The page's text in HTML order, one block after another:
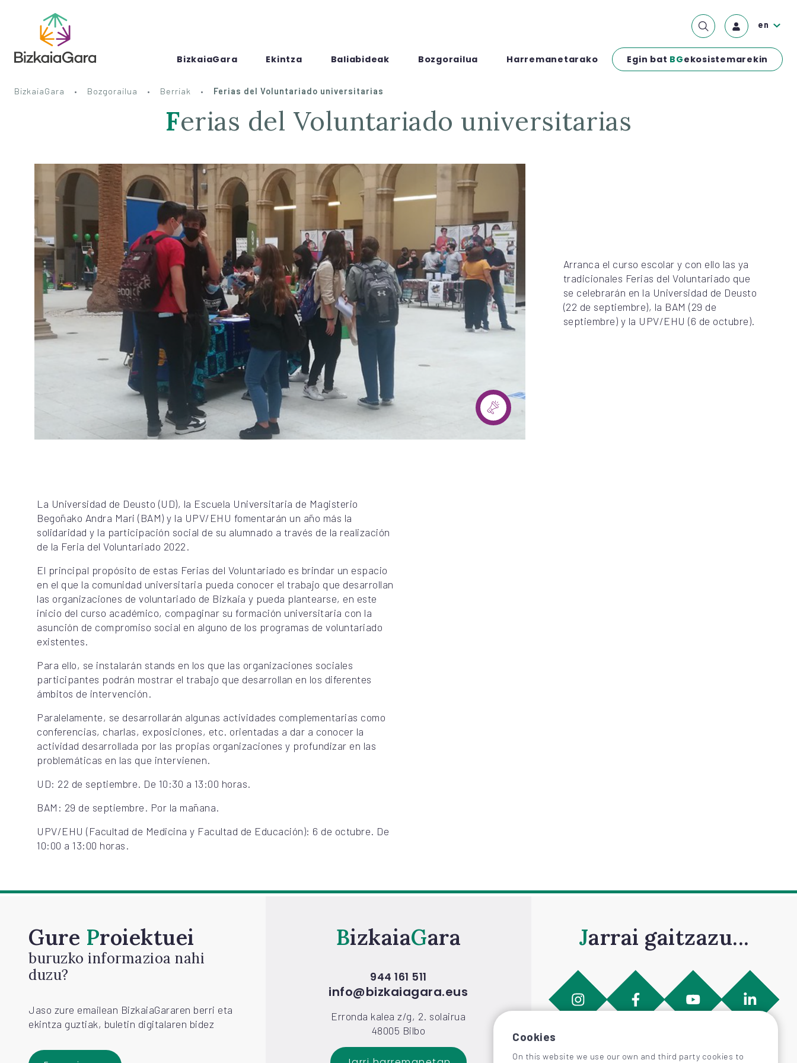
BizkaiaGara Ekintza Baliabideak Bozgorailua Harremanetarako Egin bat BGekosistemarekin
en
BizkaiaGara Bozgorailua Berriak Ferias del Voluntariado universitarias
Ferias del Voluntariado universitarias
Arranca el curso escolar y con ello las ya
tradicionales Ferias del Voluntariado que
se celebrarán en la Universidad de Deusto
(22 de septiembre), la BAM (29 de
septiembre) y la UPV/EHU (6 de octubre).
La Universidad de Deusto (UD), la Escuela Universitaria de Magisterio
Begoñako Andra Mari (BAM) y la UPV/EHU fomentarán un año más la
solidaridad y la participación social de su alumnado a través de la realización
de la Feria del Voluntariado 2022.
El principal propósito de estas Ferias del Voluntariado es brindar un espacio
en el que la comunidad universitaria pueda conocer el trabajo que desarrollan
las organizaciones de voluntariado de Bizkaia y pueda plantearse, en este
inicio del curso académico, compaginar su formación universitaria con la
asunción de compromiso social en alguno de los programas de voluntariado
existentes.
Para ello, se instalarán stands en los que las organizaciones sociales
participantes podrán mostrar el trabajo que desarrollan en los diferentes
ámbitos de intervención.
Paralelamente, se desarrollarán algunas actividades complementarias como
conferencias, charlas, exposiciones, etc. orientadas a dar a conocer la
actividad desarrollada por las propias organizaciones y profundizar en las
problemáticas en las que intervienen.
UD: 22 de septiembre. De 10:30 a 13:00 horas.
BAM: 29 de septiembre. Por la mañana.
UPV/EHU (Facultad de Medicina y Facultad de Educación): 6 de octubre. De
10:00 a 13:00 horas.
Gure Proiektuei
buruzko informazioa nahi
duzu?
Jaso zure emailean BizkaiaGararen berri eta
ekintza guztiak, buletin digitalaren bidez
Bizkaia Gara
944 161 511
info@bizkaiagara.eus
Erronda kalea z/g, 2. solairua
48005 Bilbo
Jarrai gaitzazu...
Cookies
On this website we use our own and third party cookies to